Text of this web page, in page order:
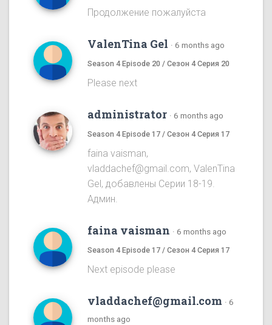
Продолжение пожалуйста
ValenTina Gel · 6 months ago
Season 4 Episode 20 / Сезон 4 Серия 20
Please next
administrator · 6 months ago
Season 4 Episode 17 / Сезон 4 Серия 17
faina vaisman,
vladdachef@gmail.com, ValenTina
Gel, добавлены Серии 18-19.
Админ.
faina vaisman · 6 months ago
Season 4 Episode 17 / Сезон 4 Серия 17
Next episode please
vladdachef@gmail.com · 6
months ago